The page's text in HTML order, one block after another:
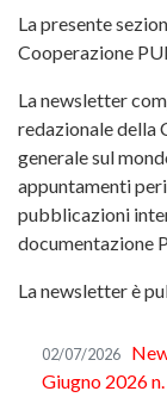
La presente
Cooperazione
La newsletter
redazionale della
generale sul
appuntamenti
pubblicazioni
documentazione
La newsletter è
02/07/2026
Giugno 2026